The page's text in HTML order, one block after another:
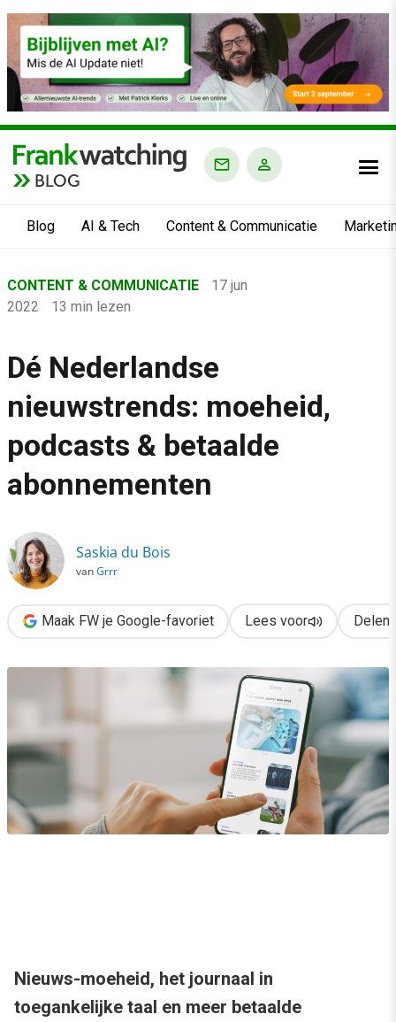
BLOG
Blog AI & Tech Content & Communicatie
›
Content & Communicatie
›
Dé Nederlandse nieuwstrends: moeheid, podcasts & betaalde
CONTENT & COMMUNICATIE
17 jun
2022
13 min lezen
Dé Nederlandse
nieuwstrends: moeheid,
podcasts & betaalde
abonnementen
Saskia du Bois
vanGrrr
Maak FW je Google-favoriet Lees voor Delen
Nieuws-moeheid, het journaal in
toegankelijke taal en meer betaalde